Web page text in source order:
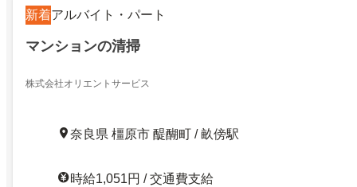
新着アルバイト・パート
マンションの清掃
株式会社オリエントサービス
奈良県 橿原市 醍醐町 / 畝傍駅
時給1,051円 / 交通費支給